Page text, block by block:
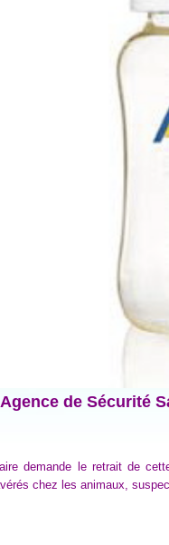
de Sécurité
demande le retrait de
chez les animaux,